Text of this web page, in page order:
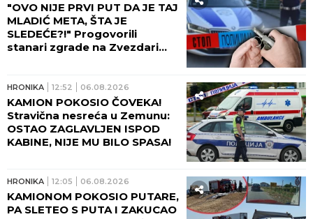
"OVO NIJE PRVI PUT DA JE TAJ
MLADIĆ META, ŠTA JE
SLEDEĆE?!" Progovorili
stanari zgrade na Zvezdari
ZBOG OVOGA!
HRONIKA 12:52 06.08.2026
KAMION POKOSIO ČOVEKA!
Stravična nesreća u Zemunu:
OSTAO ZAGLAVLJEN ISPOD
KABINE, NIJE MU BILO SPASA!
HRONIKA 12:05 06.08.2026
KAMIONOM POKOSIO PUTARE,
PA SLETEO S PUTA I ZAKUCAO